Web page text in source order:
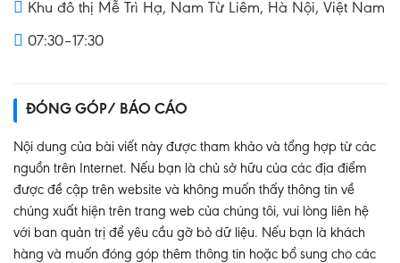
Khu đô thị Mễ Trì Hạ, Nam Từ Liêm, Hà Nội, Việt Nam
07:30–17:30
ĐÓNG GÓP/ BÁO CÁO
Nội dung của bài viết này được tham khảo và tổng hợp từ các
nguồn trên Internet. Nếu bạn là chủ sở hữu của các địa điểm
được đề cập trên website và không muốn thấy thông tin về
chúng xuất hiện trên trang web của chúng tôi, vui lòng liên hệ
với ban quản trị để yêu cầu gỡ bỏ dữ liệu. Nếu bạn là khách
hàng và muốn đóng góp thêm thông tin hoặc bổ sung cho các